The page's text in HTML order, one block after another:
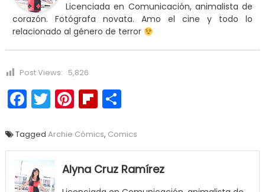
Licenciada en Comunicación, animalista de
corazón. Fotógrafa novata. Amo el cine y todo lo
relacionado al género de terror
Post Views: 5,826
Facebook
Twitter
Pinterest
Flipboard
Compartir
Tagged Archie Cómics, Comics
Alyna Cruz Ramírez